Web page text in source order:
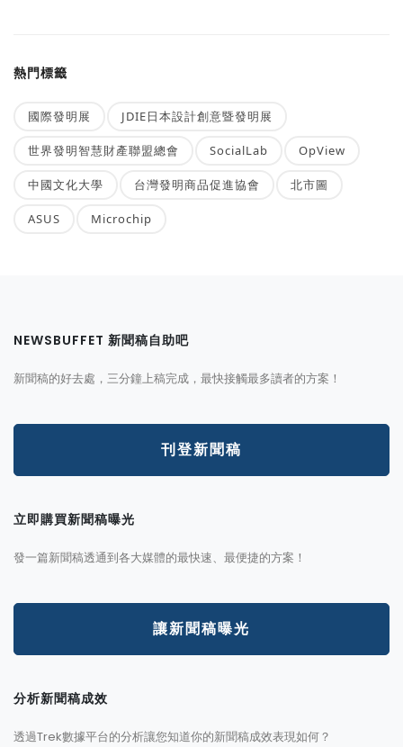
熱門標籤
國際發明展 JDIE日本設計創意暨發明展
世界發明智慧財產聯盟總會 SocialLab OpView
中國文化大學 台灣發明商品促進協會 北市圖
ASUS Microchip
NEWSBUFFET 新聞稿自助吧
新聞稿的好去處，三分鐘上稿完成，最快接觸最多讀者的方案！
刊登新聞稿
立即購買新聞稿曝光
發一篇新聞稿透通到各大媒體的最快速、最便捷的方案！
讓新聞稿曝光
分析新聞稿成效
透過Trek數據平台的分析讓您知道你的新聞稿成效表現如何？